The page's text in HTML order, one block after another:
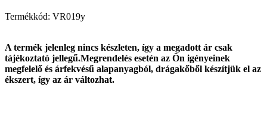
Termékkód: VR019y
A termék jelenleg nincs készleten, így a megadott ár csak
tájékoztató jellegű.Megrendelés esetén az Ön igényeinek
megfelelő és árfekvésű alapanyagból, drágakőből készítjük el az
ékszert, így az ár változhat.